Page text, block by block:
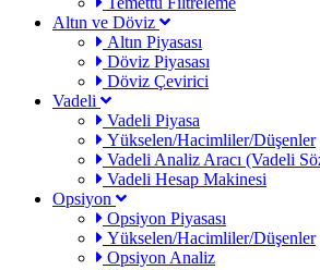
Altın ve Döviz
Altın Piyasası
Döviz Piyasası
Döviz Çevirici
Vadeli
Vadeli Piyasa
Yükselen/Hacimliler/Düşenler
Vadeli Analiz Aracı (Vadeli
Vadeli Hesap Makinesi
Opsiyon
Opsiyon Piyasası
Yükselen/Hacimliler/Düşenler
Opsiyon Analiz